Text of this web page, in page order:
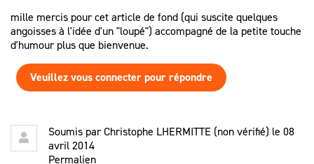
mille mercis pour cet article de fond (qui suscite quelques
angoisses à l'idée d'un "loupé") accompagné de la petite touche
d'humour plus que bienvenue.
Veuillez vous connecter pour répondre
Soumis parChristophe LHERMITTE (non vérifié) le 08
avril 2014
Permalien